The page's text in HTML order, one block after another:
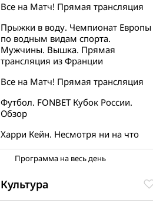
Все на Матч! Прямая трансляция
Прыжки в воду. Чемпионат Европы
по водным видам спорта.
Мужчины. Вышка. Прямая
трансляция из Франции
Все на Матч! Прямая трансляция
Футбол. FONBET Кубок России.
Обзор
Харри Кейн. Несмотря ни на что
Программа на весь день
Культура